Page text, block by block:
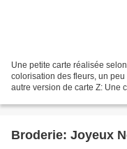
Une petite carte réalisée
colorisation des fleurs, un
autre version de carte Z: Une
Broderie: Joyeux